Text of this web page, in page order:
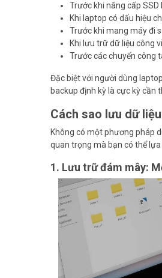
Trước khi nâng cấp SSD
Khi laptop có dấu hiệu
Trước khi mang máy đi
Khi lưu trữ dữ liệu công
Trước các chuyến công
Đặc biệt với người dùng
backup định kỳ là cực kỳ cần
Cách sao lưu dữ
Không có một phương pháp
quan trọng mà bạn có thể
1. Lưu trữ đám mây: